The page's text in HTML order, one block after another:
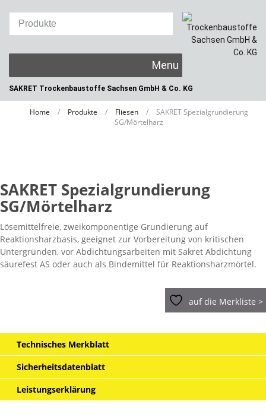
SAKRET Trockenbaustoffe Sachsen GmbH & Co. KG
content
Home / Produkte / Fliesen /
SAKRET Spezialgrundierung
SG/Mörtelharz
SAKRET Spezialgrundierung
SG/Mörtelharz
Lösemittelfreie, zweikomponentige Grundierung auf
Reaktionsharzbasis, geeignet zur Vorbereitung von kritischen
Untergründen, vor Abdichtungsarbeiten mit Sakret Abdichtung
säurefest AS oder auch als Bindemittel für Reaktionsharzmörtel.
auf die Merkliste >
Technisches Merkblatt
Sicherheitsdatenblatt
Leistungserklärung